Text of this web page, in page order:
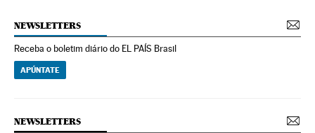
NEWSLETTERS
Receba o boletim diário do EL PAÍS Brasil
APÚNTATE
NEWSLETTERS